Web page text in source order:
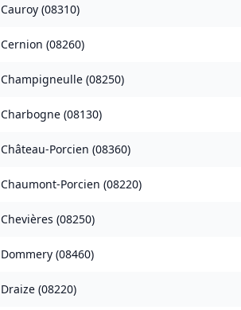
Cauroy (08310)
Cernion (08260)
Champigneulle (08250)
Charbogne (08130)
Château-Porcien (08360)
Chaumont-Porcien (08220)
Chevières (08250)
Dommery (08460)
Draize (08220)